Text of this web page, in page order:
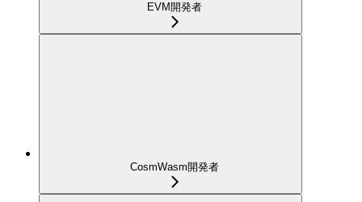
EVM開発者
CosmWasm開発者